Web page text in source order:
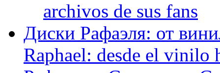
archivos de sus fans
Диски Рафаэля: от
Raphael: desde el vinilo